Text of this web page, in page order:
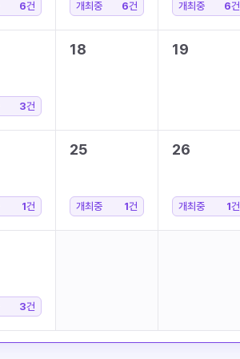
6건 개최중 6건
개최중
6건
3건
18 19
1건
25
개최중 1건
26
개최중 1건
3건